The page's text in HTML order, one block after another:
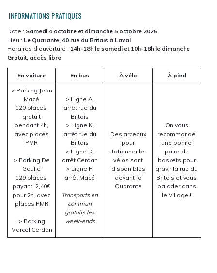
INFORMATIONS PRATIQUES
Date : Samedi 4 octobre et dimanche 5 octobre 2025
Lieu : Le Quarante, 40 rue du Britais à Laval
Horaires d’ouverture : 14h-18h le samedi et 10h-18h le dimanche
Gratuit, accès libre
En voiture En bus À vélo À pied
> Parking Jean
Macé
120 places,
gratuit
pendant 4h,
avec places
PMR
> Parking De
Gaulle
129 places,
payant, 2,40€
pour 2h, avec
places PMR
> Parking
Marcel Cerdan
> Ligne A,
arrêt rue du
Britais
> Ligne K,
arrêt rue du
Britais
> Ligne D,
arrêt Cerdan
> Ligne F,
arrêt Macé
Transports en
commun
gratuits les
week-ends
Des arceaux
pour
stationner les
vélos sont
disponibles
devant le
Quarante
On vous
recommande
une bonne
paire de
baskets pour
gravir la rue du
Britais et vous
balader dans
le Village !